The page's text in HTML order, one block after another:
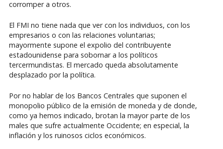
corromper a otros.
El FMI no tiene nada que ver con los individuos, con los
empresarios o con las relaciones voluntarias;
mayormente supone el expolio del contribuyente
estadounidense para sobornar a los políticos
tercermundistas. El mercado queda absolutamente
desplazado por la política.
Por no hablar de los Bancos Centrales que suponen el
monopolio público de la emisión de moneda y de donde,
como ya hemos indicado, brotan la mayor parte de los
males que sufre actualmente Occidente; en especial, la
inflación y los ruinosos ciclos económicos.